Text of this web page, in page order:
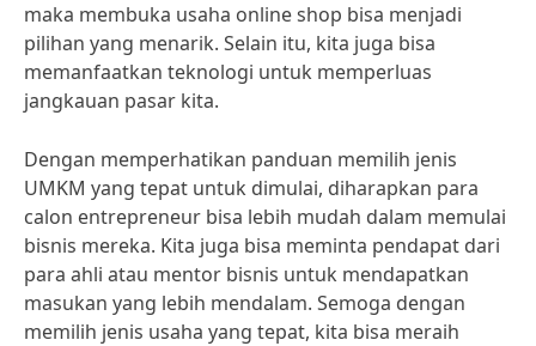
maka membuka usaha online shop bisa menjadi
pilihan yang menarik. Selain itu, kita juga bisa
memanfaatkan teknologi untuk memperluas
jangkauan pasar kita.
Dengan memperhatikan panduan memilih jenis
UMKM yang tepat untuk dimulai, diharapkan para
calon entrepreneur bisa lebih mudah dalam memulai
bisnis mereka. Kita juga bisa meminta pendapat dari
para ahli atau mentor bisnis untuk mendapatkan
masukan yang lebih mendalam. Semoga dengan
memilih jenis usaha yang tepat, kita bisa meraih